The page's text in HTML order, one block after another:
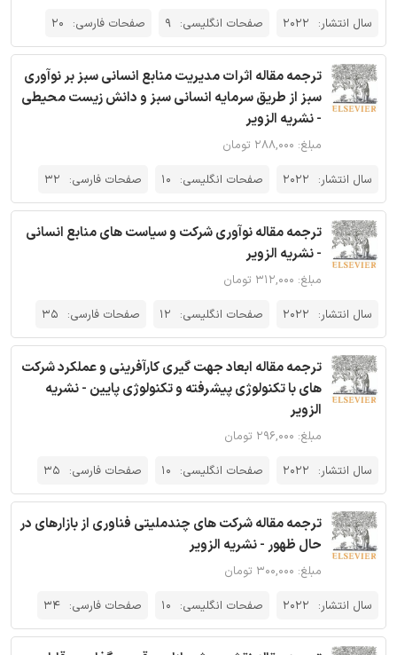
سال انتشار: 2022 صفحات انگلیسی: 9 صفحات فارسی: 20
ترجمه مقاله اثرات مدیریت منابع انسانی سبز بر نوآوری
سبز از طریق سرمایه انسانی سبز و دانش زیست محیطی
- نشریه الزویر
مبلغ: ۲۸۸,۰۰۰ تومان
سال انتشار: 2022 صفحات انگلیسی: 10 صفحات فارسی: 32
ترجمه مقاله نوآوری شرکت و سیاست های منابع انسانی
- نشریه الزویر
مبلغ: ۳۱۲,۰۰۰ تومان
سال انتشار: 2022 صفحات انگلیسی: 12 صفحات فارسی: 35
ترجمه مقاله ابعاد جهت گیری کارآفرینی و عملکرد شرکت
های با تکنولوژی پیشرفته و تکنولوژی پایین - نشریه
الزویر
مبلغ: ۲۹۶,۰۰۰ تومان
سال انتشار: 2022 صفحات انگلیسی: 10 صفحات فارسی: 35
ترجمه مقاله شرکت های چندملیتی فناوری از بازارهای در
حال ظهور - نشریه الزویر
مبلغ: ۳۰۰,۰۰۰ تومان
سال انتشار: 2022 صفحات انگلیسی: 10 صفحات فارسی: 34